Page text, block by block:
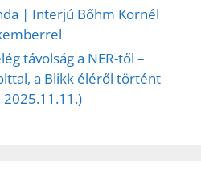
| Interjú Bőhm Kornél
távolság a NER-től –
a Blikk éléről történt